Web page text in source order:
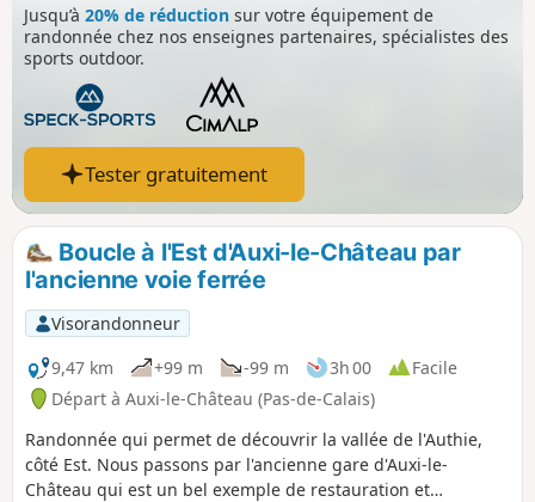
Jusqu’à 20% de réduction sur votre équipement de
randonnée chez nos enseignes partenaires, spécialistes des
sports outdoor.
Tester gratuitement
Boucle à l'Est d'Auxi-le-Château par
l'ancienne voie ferrée
Visorandonneur
9,47 km
+99 m -99 m 3h 00
Facile
Départ à Auxi-le-Château (Pas-de-Calais)
Randonnée qui permet de découvrir la vallée de l'Authie,
côté Est. Nous passons par l'ancienne gare d'Auxi-le-
Château qui est un bel exemple de restauration et